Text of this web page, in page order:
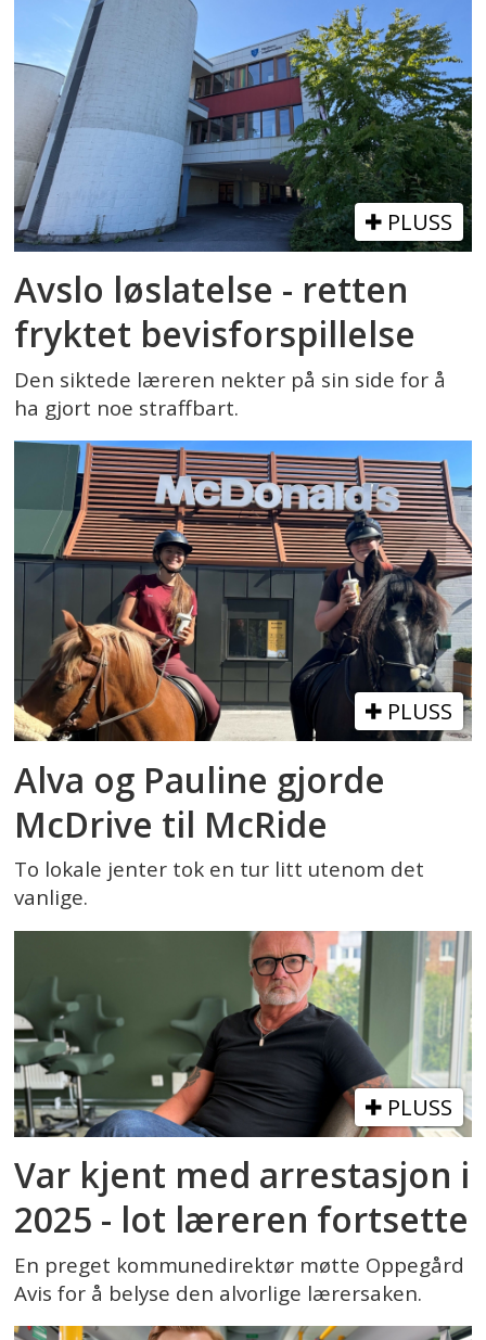
PLUSS
Avslo løslatelse - retten
fryktet bevisforspillelse
Den siktede læreren nekter på sin side for å
ha gjort noe straffbart.
PLUSS
Alva og Pauline gjorde
McDrive til McRide
To lokale jenter tok en tur litt utenom det
vanlige.
PLUSS
Var kjent med arrestasjon i
2025 - lot læreren fortsette
En preget kommunedirektør møtte Oppegård
Avis for å belyse den alvorlige lærersaken.